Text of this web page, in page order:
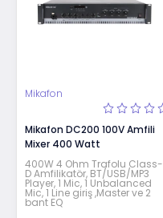
Mikafon
Mikafon DC200 100V Amfili
Mixer 400 Watt
400W 4 Ohm Trafolu Class-
D Amfilikatör, BT/USB/MP3
Player, 1 Mic, 1 Unbalanced
Mic, 1 Line giriş ,Master ve 2
bant EQ